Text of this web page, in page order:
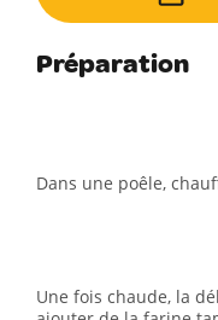
Préparation
Dans une poêle,
Une fois chaude, la